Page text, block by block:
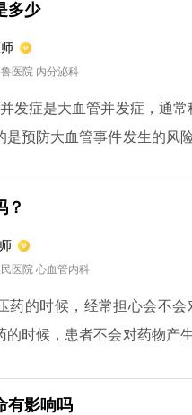
多少
医院 内分泌科
发症是大血管并发症，通
是预防大血管事件发生的风
？
医院 心血管内科
药的时候，经常担心会不
的时候，患者不会对药物产
有影响吗